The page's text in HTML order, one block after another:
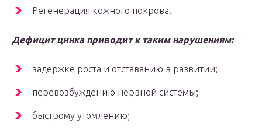
Регенерация кожного покрова.
Дефицит цинка приводит к таким нарушениям:
задержке роста и отставанию в развитии;
перевозбуждению нервной системы;
быстрому утомлению;